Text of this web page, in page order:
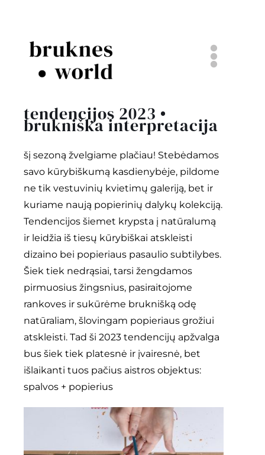
content
bruknės vestuvės
popieriniai dalykai
projektai
tinklaraštis
kontaktai
krepšelis
0
tendencijos 2023 •
brukniška interpretacija
šį sezoną žvelgiame plačiau! Stebėdamos
savo kūrybiškumą kasdienybėje, pildome
ne tik vestuvinių kvietimų galeriją, bet ir
kuriame naują popierinių dalykų kolekciją.
Tendencijos šiemet krypsta į natūralumą
ir leidžia iš tiesų kūrybiškai atskleisti
dizaino bei popieriaus pasaulio subtilybes.
Šiek tiek nedrąsiai, tarsi žengdamos
pirmuosius žingsnius, pasiraitojome
rankoves ir sukūrėme bruknišką odę
natūraliam, šlovingam popieriaus grožiui
atskleisti. Tad ši 2023 tendencijų apžvalga
bus šiek tiek platesnė ir įvairesnė, bet
išlaikanti tuos pačius aistros objektus:
spalvos + popierius